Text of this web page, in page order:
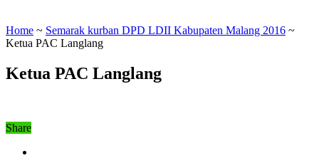
Home ~ Semarak kurban DPD LDII Kabupaten Malang 2016 ~
Ketua PAC Langlang
Ketua PAC Langlang
Share